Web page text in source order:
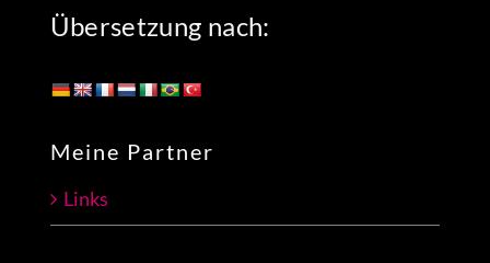
Übersetzung nach:
Meine Partner
Links